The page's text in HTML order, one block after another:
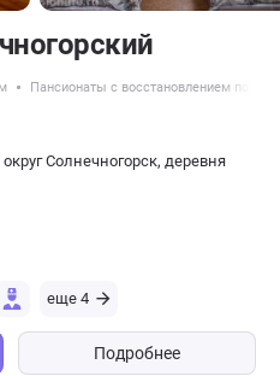
Пансионаты с восстановлением после
Солнечногорск, деревня
еще 4
Подробнее